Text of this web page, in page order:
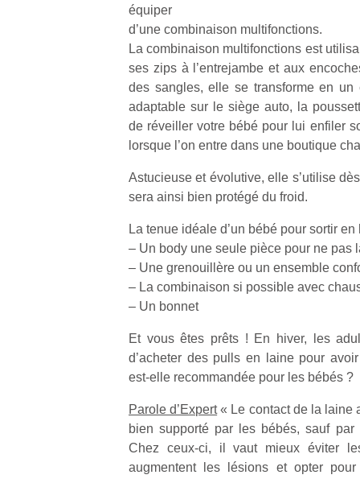
équiper
d’une combinaison multifonctions.
La combinaison multifonctions est
ses zips à l’entrejambe et aux
des sangles, elle se transforme en un
adaptable sur le siège auto, la
de réveiller votre bébé pour lui enfiler
lorsque l’on entre dans une boutique
Astucieuse et évolutive, elle s’utilise
sera ainsi bien protégé du froid.
La tenue idéale d’un bébé pour sortir en
– Un body une seule pièce pour ne pas
– Une grenouillère ou un ensemble
– La combinaison si possible avec
– Un bonnet
Et vous êtes prêts ! En hiver, les
d’acheter des pulls en laine pour
est-elle recommandée pour les bébés ?
Parole d’Expert« Le contact de la laine
bien supporté par les bébés, sauf par
Chez ceux-ci, il vaut mieux éviter
augmentent les lésions et opter